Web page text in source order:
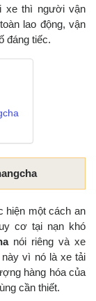
xe thì người vận
lao động, vận
đáng tiếc.
hiện một cách an
cơ tại nạn khó
nói riêng và xe
này vì nó là xe tải
hàng hóa của
cần thiết.